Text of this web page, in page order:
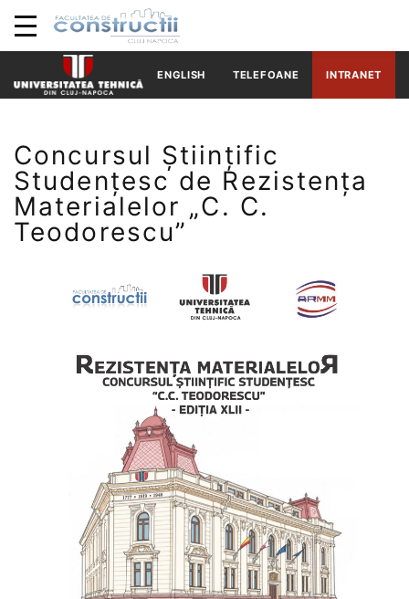
ENGLISH TELEFOANE INTRANET
Concursul Științific
Studențesc de Rezistența
Materialelor „C. C.
Teodorescu”